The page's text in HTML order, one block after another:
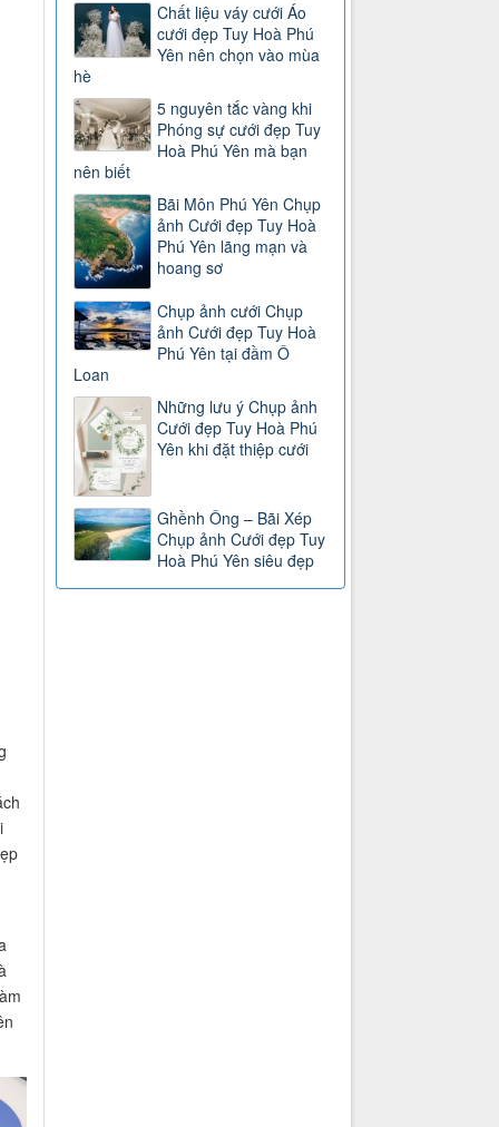
Chất liệu váy cưới Áo
cưới đẹp Tuy Hoà Phú
Yên nên chọn vào mùa
hè
5 nguyên tắc vàng khi
Phóng sự cưới đẹp Tuy
Hoà Phú Yên mà bạn
nên biết
Bãi Môn Phú Yên Chụp
ảnh Cưới đẹp Tuy Hoà
Phú Yên lãng mạn và
hoang sơ
Chụp ảnh cưới Chụp
ảnh Cưới đẹp Tuy Hoà
Phú Yên tại đầm Ô
Loan
Những lưu ý Chụp ảnh
Cưới đẹp Tuy Hoà Phú
Yên khi đặt thiệp cưới
Ghềnh Ông – Bãi Xép
Chụp ảnh Cưới đẹp Tuy
Hoà Phú Yên siêu đẹp